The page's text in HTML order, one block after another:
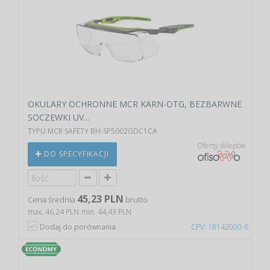
CPV: 18142000-6
OKULARY OCHRONNE MCR KARN-OTG, BEZBARWNE
SOCZEWKI UV...
TYPU MCR SAFETY BH-SP5002GDC1CA
DO SPECYFIKACJI
Oferty sklepów
Cena średnia 45,23 PLN brutto
max. 46,24 PLN min. 44,43 PLN
Dodaj do porównania